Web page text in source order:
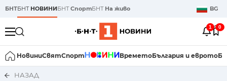
БНТБНТ НОВИНИБНТСпортБНТ На живо BG
1 0
НовиниСвятСпорт ВреметоБългария и еврото
НАЗАД